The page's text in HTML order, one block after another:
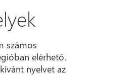
számos
elérhető.
nyelvet az